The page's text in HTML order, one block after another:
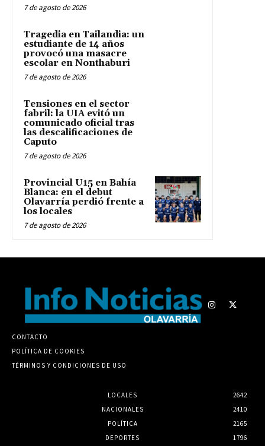
7 de agosto de 2026
Tragedia en Tailandia: un
estudiante de 14 años
provocó una masacre
escolar en Nonthaburi
7 de agosto de 2026
Tensiones en el sector
fabril: la UIA evitó un
comunicado oficial tras
las descalificaciones de
Caputo
7 de agosto de 2026
Provincial U15 en Bahía
Blanca: en el debut
Olavarría perdió frente a
los locales
7 de agosto de 2026
CONTACTO
POLÍTICA DE COOKIES
TÉRMINOS Y CONDICIONES DE USO
LOCALES
2642
NACIONALES
2410
POLÍTICA
2165
DEPORTES
1796